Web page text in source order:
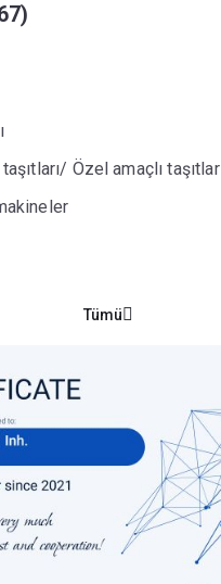
Özel amaçlı taşıtlar
Tümü